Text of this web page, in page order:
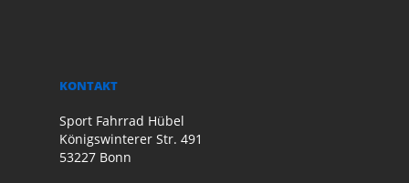
KONTAKT
Sport Fahrrad Hübel
Königswinterer Str. 491
53227 Bonn